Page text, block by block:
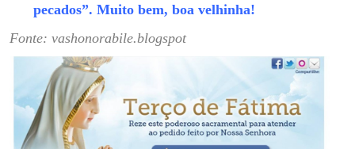
pecados”. Muito bem, boa velhinha!
Fonte: vashonorabile.blogspot